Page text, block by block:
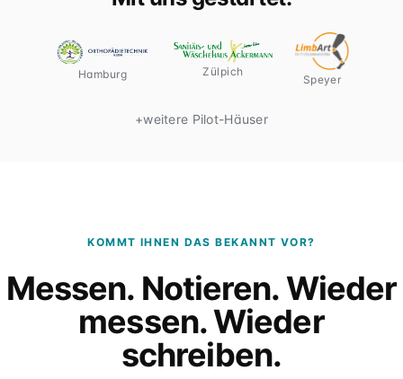
Hamburg Zülpich
Speyer
+weitere Pilot-Häuser
KOMMT IHNEN DAS BEKANNT VOR?
Messen. Notieren. Wieder
messen. Wieder
schreiben.